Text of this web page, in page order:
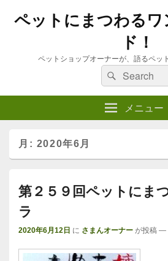
ペットにまつわるワ
ド！
ペットショップオーナーが、語るペッ
検
索:
検
索
メニュー
月: 2020年6月
第２５９回ペットにま
ラ
2020年6月12日 に さまんオーナー が投稿 —